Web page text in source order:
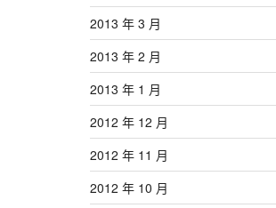
2013 年 3 月
2013 年 2 月
2013 年 1 月
2012 年 12 月
2012 年 11 月
2012 年 10 月